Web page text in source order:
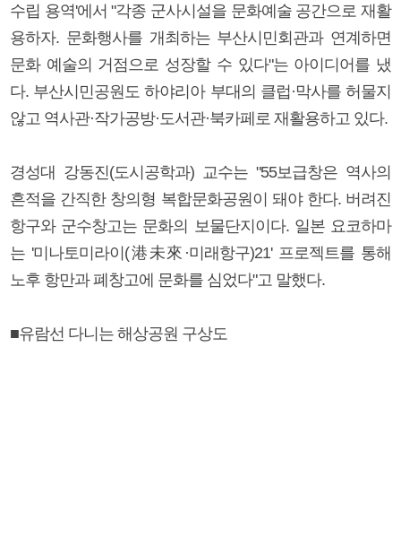
수립 용역'에서 "각종 군사시설을 문화예술 공간으로 재활
용하자. 문화행사를 개최하는 부산시민회관과 연계하면
문화 예술의 거점으로 성장할 수 있다"는 아이디어를 냈
다. 부산시민공원도 하야리아 부대의 클럽·막사를 허물지
않고 역사관·작가공방·도서관·북카페로 재활용하고 있다.
경성대 강동진(도시공학과) 교수는 "55보급창은 역사의
흔적을 간직한 창의형 복합문화공원이 돼야 한다. 버려진
항구와 군수창고는 문화의 보물단지이다. 일본 요코하마
는 '미나토미라이(港未來·미래항구)21' 프로젝트를 통해
노후 항만과 폐창고에 문화를 심었다"고 말했다.
■유람선 다니는 해상공원 구상도